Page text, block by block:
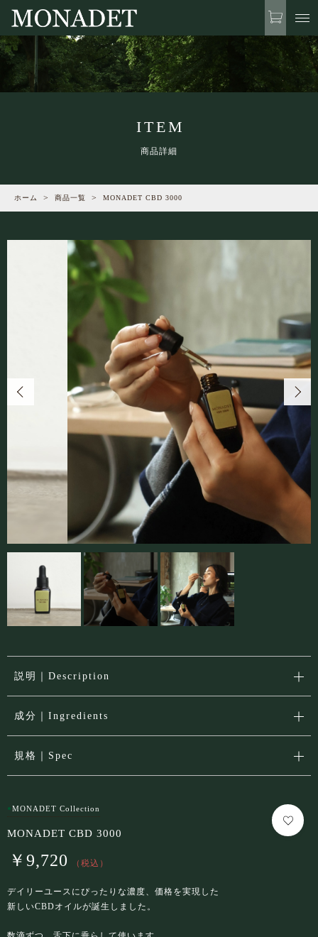
お気に入り LOGIN
LINE-UP
WELLNESS TALK
ウェルネスに関するお話や最新情報
Quality Time
with MONADET
大切な時間を自然体で上質に
よくあるご質問
SUBSCRIPTION
便利でお得な定期便
SHOPPING GUIDE
お買い物のしかた
RETAILERS
取り扱い実店舗
COMPANY
会社概要
ITEM
商品詳細
ホーム 商品一覧 MONADET CBD 3000
説明｜Description
成分｜Ingredients
規格｜Spec
●MONADET Collection
MONADET CBD 3000
￥ 9,720 （税込）
デイリーユースにぴったりな濃度、価格を実現した
新しいCBDオイルが誕生しました。
カートに商品を追加しました
￥9,720（税込）
ショッピングを続ける
カートを確認する